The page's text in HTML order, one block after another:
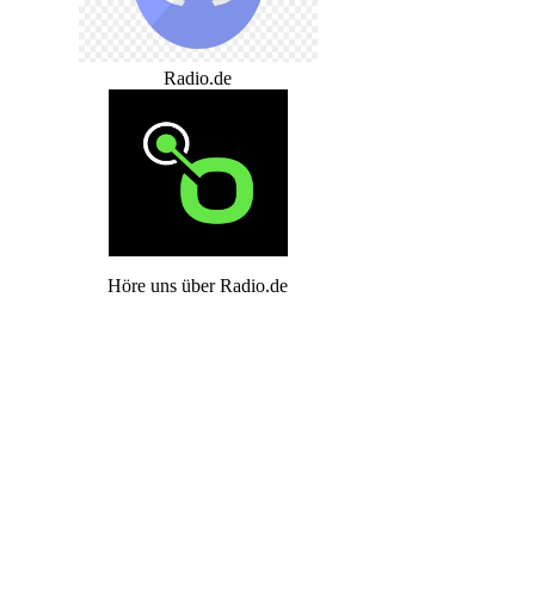
Radio.de
Höre uns über Radio.de